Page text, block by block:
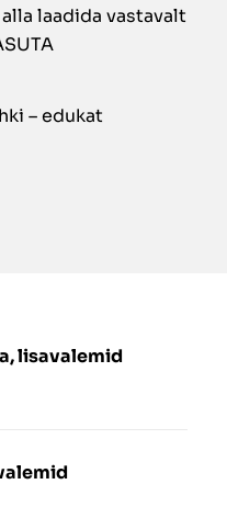
laadida vastavalt
– edukat
lisavalemid